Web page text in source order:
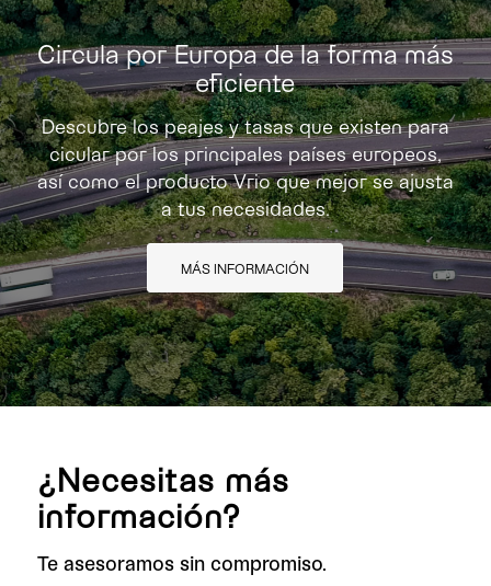
Circula por Europa de la forma más
eficiente
Descubre los peajes y tasas que existen para
cicular por los principales países europeos,
así como el producto Vrio que mejor se ajusta
a tus necesidades.
MÁS INFORMACIÓN
¿Necesitas más
información?
Te asesoramos sin compromiso.